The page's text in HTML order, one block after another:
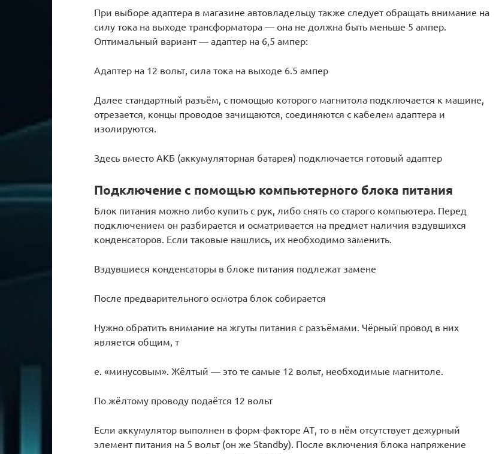
При выборе адаптера в магазине автовладельцу также следует обращать внимание на
силу тока на выходе трансформатора — она не должна быть меньше 5 ампер.
Оптимальный вариант — адаптер на 6,5 ампер:
Адаптер на 12 вольт, сила тока на выходе 6.5 ампер
Далее стандартный разъём, с помощью которого магнитола подключается к машине,
отрезается, концы проводов зачищаются, соединяются с кабелем адаптера и
изолируются.
Здесь вместо АКБ (аккумуляторная батарея) подключается готовый адаптер
Подключение с помощью компьютерного блока питания
Блок питания можно либо купить с рук, либо снять со старого компьютера. Перед
подключением он разбирается и осматривается на предмет наличия вздувшихся
конденсаторов. Если таковые нашлись, их необходимо заменить.
Вздувшиеся конденсаторы в блоке питания подлежат замене
После предварительного осмотра блок собирается
Нужно обратить внимание на жгуты питания с разъёмами. Чёрный провод в них
является общим, т
е. «минусовым». Жёлтый — это те самые 12 вольт, необходимые магнитоле.
По жёлтому проводу подаётся 12 вольт
Если аккумулятор выполнен в форм-факторе АТ, то в нём отсутствует дежурный
элемент питания на 5 вольт (он же Standby). После включения блока напряжение